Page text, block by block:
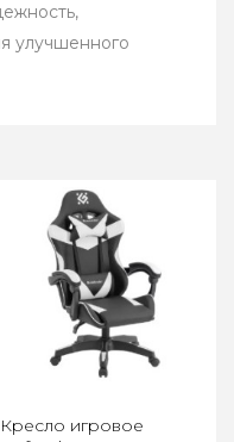
улучшенного
Кресло игровое